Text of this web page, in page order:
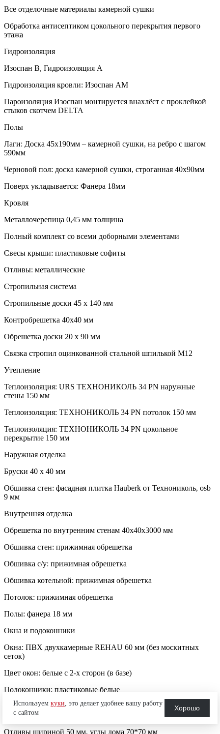
Все отделочные материалы камерной сушки
Обработка антисептиком цокольного перекрытия первого
этажа
Гидроизоляция
Изоспан В, Гидроизоляция А
Гидроизоляция кровли: Изоспан АМ
Пароизоляция Изоспан монтируется внахлёст с проклейкой
стыков скотчем DELTA
Полы
Лаги: Доска 45х190мм – камерной сушки, на ребро с шагом
590мм
Черновой пол: доска камерной сушки, строганная 40х90мм
Поверх укладывается: Фанера 18мм
Кровля
Металлочерепица 0,45 мм толщина
Полный комплект со всеми доборными элементами
Свесы крыши: пластиковые софиты
Отливы: металлические
Стропильная система
Стропильные доски 45 х 140 мм
Контробрешетка 40х40 мм
Обрешетка доски 20 х 90 мм
Связка стропил оцинкованной стальной шпилькой М12
Утепление
Теплоизоляция: URS ТЕХНОНИКОЛЬ 34 PN наружные
стены 150 мм
Теплоизоляция: ТЕХНОНИКОЛЬ 34 PN потолок 150 мм
Теплоизоляция: ТЕХНОНИКОЛЬ 34 PN цокольное
перекрытие 150 мм
Наружная отделка
Бруски 40 х 40 мм
Обшивка стен: фасадная плитка Hauberk от Технониколь, osb
9 мм
Внутренняя отделка
Обрешетка по внутренним стенам 40х40х3000 мм
Обшивка стен: прижимная обрешетка
Обшивка с/у: прижимная обрешетка
Обшивка котельной: прижимная обрешетка
Потолок: прижимная обрешетка
Полы: фанера 18 мм
Окна и подоконники
Окна: ПВХ двухкамерные REHAU 60 мм (без москитных
сеток)
Цвет окон: белые с 2-х сторон (в базе)
Подоконники: пластиковые белые
Монтажный шов (пена), обрабатывается герметиками СТИЗ -
А и СТИЗ - В
Отливы шириной 50 мм, углы дома 70*70 мм
Используем куки, это делает удобнее вашу работу
с сайтом
Хорошо